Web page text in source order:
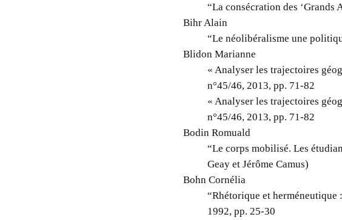
“La consécration des ‘Grands
Bihr Alain
“Le néolibéralisme une
Blidon Marianne
« Analyser les trajectoires
n°45/46, 2013, pp. 71-82
« Analyser les trajectoires
n°45/46, 2013, pp. 71-82
Bodin Romuald
“Le corps mobilisé. Les
Geay et Jérôme Camus)
Bohn Cornélia
“Rhétorique et herméneutique
1992, pp. 25-30